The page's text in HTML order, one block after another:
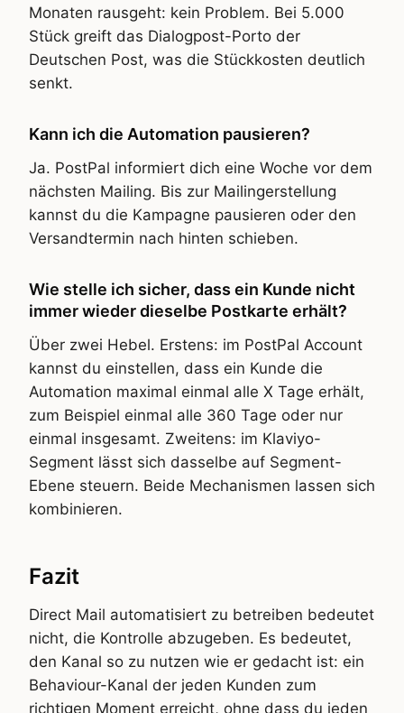
Monaten rausgeht: kein Problem. Bei 5.000
Stück greift das Dialogpost-Porto der
Deutschen Post, was die Stückkosten deutlich
senkt.
Kann ich die Automation pausieren?
Ja. PostPal informiert dich eine Woche vor dem
nächsten Mailing. Bis zur Mailingerstellung
kannst du die Kampagne pausieren oder den
Versandtermin nach hinten schieben.
Wie stelle ich sicher, dass ein Kunde nicht
immer wieder dieselbe Postkarte erhält?
Über zwei Hebel. Erstens: im PostPal Account
kannst du einstellen, dass ein Kunde die
Automation maximal einmal alle X Tage erhält,
zum Beispiel einmal alle 360 Tage oder nur
einmal insgesamt. Zweitens: im Klaviyo-
Segment lässt sich dasselbe auf Segment-
Ebene steuern. Beide Mechanismen lassen sich
kombinieren.
Fazit
Direct Mail automatisiert zu betreiben bedeutet
nicht, die Kontrolle abzugeben. Es bedeutet,
den Kanal so zu nutzen wie er gedacht ist: ein
Behaviour-Kanal der jeden Kunden zum
richtigen Moment erreicht, ohne dass du jeden